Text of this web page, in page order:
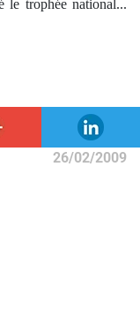
le trophée national...
26/02/2009